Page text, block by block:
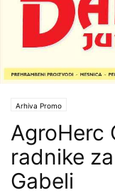
Arhiva Promo
AgroHerc
radnike
Gabeli